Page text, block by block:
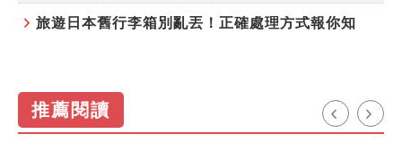
旅遊日本舊行李箱別亂丟！正確處理方式報你知
推薦閱讀